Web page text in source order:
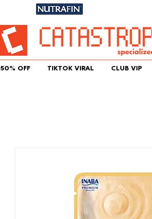
50% OFF TIKTOK VIRAL CLUB VIP